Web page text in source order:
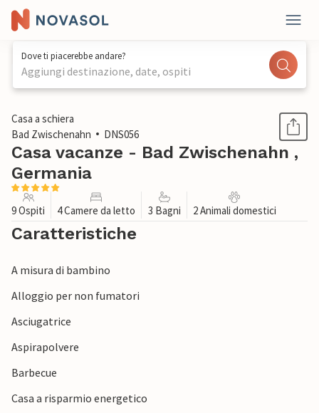
Dove ti piacerebbe andare?
Aggiungi destinazione, date, ospiti
1 / 1
Casa a schiera
Bad Zwischenahn
DNS056
Casa vacanze - Bad Zwischenahn ,
Germania
9 Ospiti 4 Camere da letto 3 Bagni 2 Animali domestici
Caratteristiche
A misura di bambino
Alloggio per non fumatori
Asciugatrice
Aspirapolvere
Barbecue
Casa a risparmio energetico